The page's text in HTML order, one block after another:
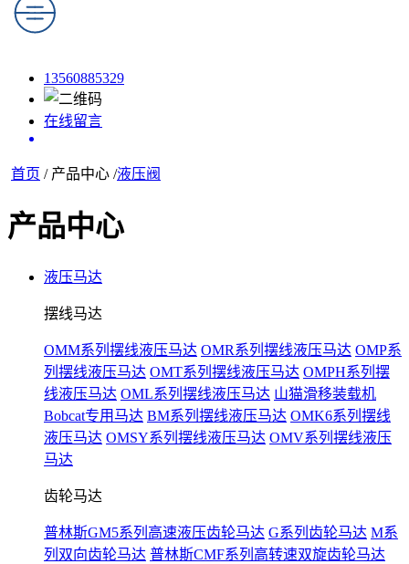
13560885329
在线留言
首页 / 产品中心 /液压阀
产品中心
液压马达
摆线马达
OMM系列摆线液压马达 OMR系列摆线液压马达 OMP系
列摆线液压马达 OMT系列摆线液压马达 OMPH系列摆
线液压马达 OML系列摆线液压马达 山猫滑移装载机
Bobcat专用马达 BM系列摆线液压马达 OMK6系列摆线
液压马达 OMSY系列摆线液压马达 OMV系列摆线液压
马达
齿轮马达
普林斯GM5系列高速液压齿轮马达 G系列齿轮马达 M系
列双向齿轮马达 普林斯CMF系列高转速双旋齿轮马达